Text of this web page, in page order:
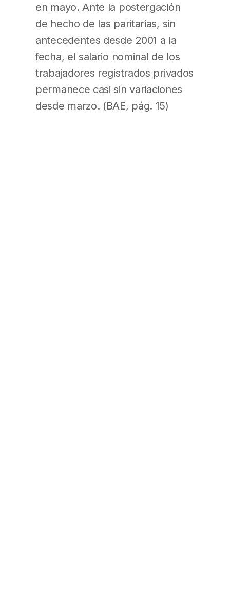
en mayo. Ante la postergación
de hecho de las paritarias, sin
antecedentes desde 2001 a la
fecha, el salario nominal de los
trabajadores registrados privados
permanece casi sin variaciones
desde marzo. (BAE, pág. 15)